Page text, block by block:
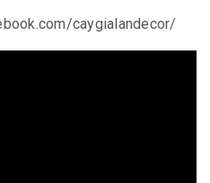
caygialandecor/